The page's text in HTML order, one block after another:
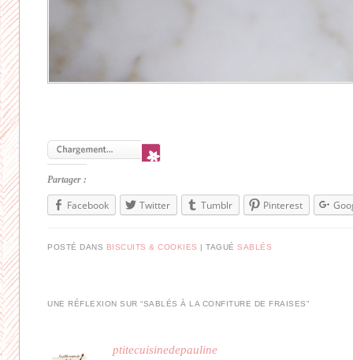
Partager :
Facebook Twitter Tumblr Pinterest
POSTÉ DANS BISCUITS & COOKIES |TAGUÉSABLÉS
UNE RÉFLEXION SUR “SABLÉS À LA CONFITURE DE FRAISES”
ptitecuisinedepauline